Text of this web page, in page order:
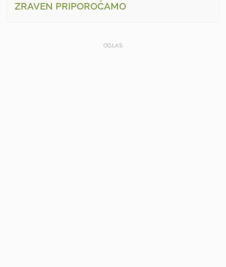
ZRAVEN PRIPOROČAMO
OGLAS